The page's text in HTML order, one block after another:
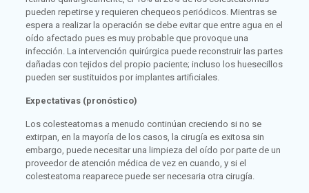
pueden repetirse y requieren chequeos periódicos. Mientras se
espera a realizar la operación se debe evitar que entre agua en el
oído afectado pues es muy probable que provoque una
infección. La intervención quirúrgica puede reconstruir las partes
dañadas con tejidos del propio paciente; incluso los huesecillos
pueden ser sustituidos por implantes artificiales.
Expectativas (pronóstico)
Los colesteatomas a menudo continúan creciendo si no se
extirpan, en la mayoría de los casos, la cirugía es exitosa sin
embargo, puede necesitar una limpieza del oído por parte de un
proveedor de atención médica de vez en cuando, y si el
colesteatoma reaparece puede ser necesaria otra cirugía.